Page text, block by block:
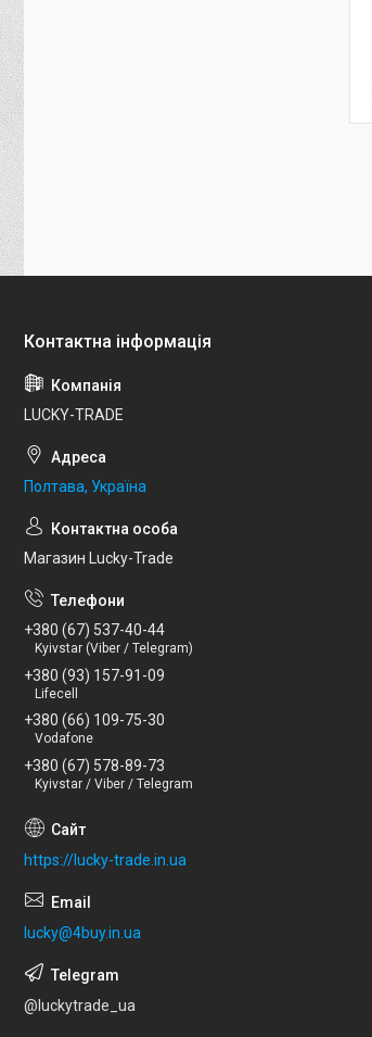
LUCKY-TRADE
Полтава, Україна
Магазин Lucky-Trade
+380 (67) 537-40-44
Kyivstar (Viber / Telegram)
+380 (93) 157-91-09
Lifecell
+380 (66) 109-75-30
Vodafone
+380 (67) 578-89-73
Kyivstar / Viber / Telegram
https://lucky-trade.in.ua
lucky@4buy.in.ua
@luckytrade_ua